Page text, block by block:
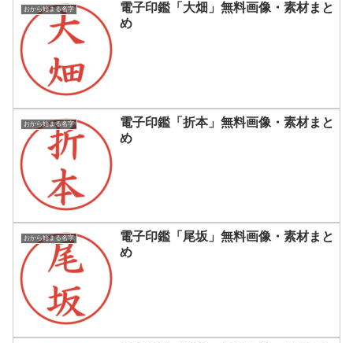
おから始まる名字
電子印鑑「大畑」無料画像・素材まと
め
おから始まる名字
電子印鑑「折本」無料画像・素材まと
め
おから始まる名字
電子印鑑「尾坂」無料画像・素材まと
め